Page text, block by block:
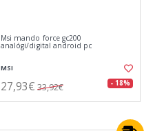
Msi mando force gc200
analógi/digital android pc
MSI
27,93€ 33,92€ - 18%